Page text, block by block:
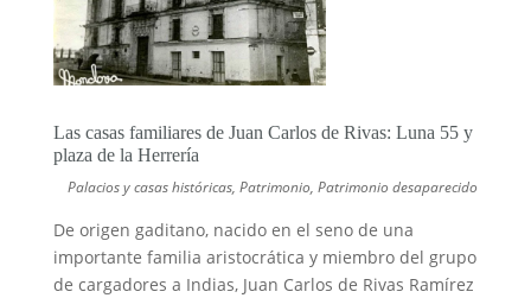
Las casas familiares de Juan Carlos de Rivas: Luna 55 y
plaza de la Herrería
Palacios y casas históricas,Patrimonio,Patrimonio desaparecido
De origen gaditano, nacido en el seno de una
importante familia aristocrática y miembro del grupo
de cargadores a Indias, Juan Carlos de Rivas Ramírez